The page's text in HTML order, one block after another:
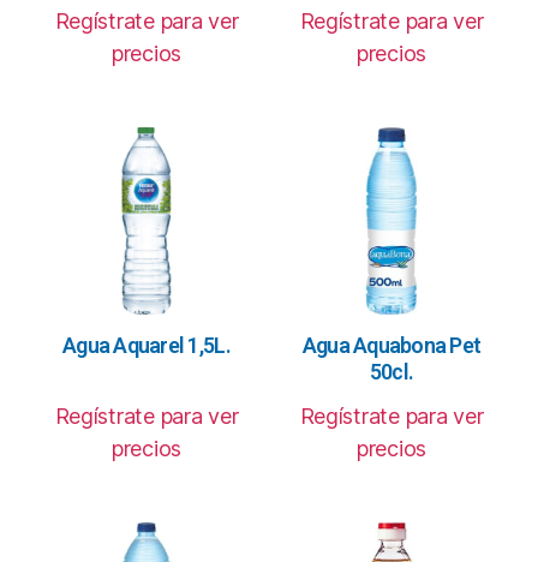
Regístrate para ver
precios
Regístrate para ver
precios
Agua Aquarel 1,5L.
Regístrate para ver
precios
Agua Aquabona Pet
50cl.
Regístrate para ver
precios